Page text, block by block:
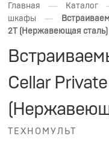
Главная — Каталог
шкафы
—
2T (Нержавеющая сталь)
Cellar
ТЕХНОМУЛЬТ